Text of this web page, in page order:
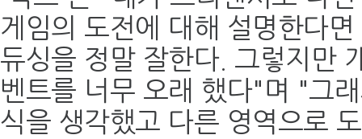
게임의 도전에 대해 설명한다
듀싱을 정말 잘한다. 그렇지만
벤트를 너무 오래 했다"며 "그
식을 생각했고 다른 영역으로